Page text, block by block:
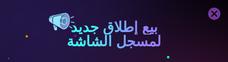
بيع إطلاق جديد
لمسجل الشاشة
اشتري الآن